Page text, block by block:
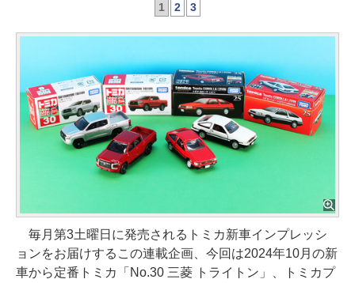
1 2 3
毎月第3土曜日に発売されるトミカ新車インプレッシ
ョンをお届けするこの連載企画、今回は2024年10月の新
車から定番トミカ「No.30 三菱 トライトン」、トミカプ